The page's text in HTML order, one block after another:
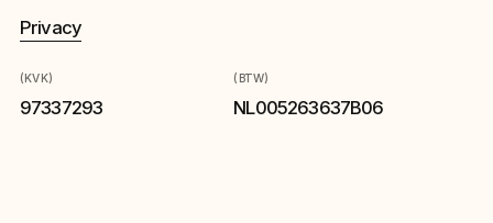
Privacy
(KVK)
97337293
(BTW)
NL005263637B06